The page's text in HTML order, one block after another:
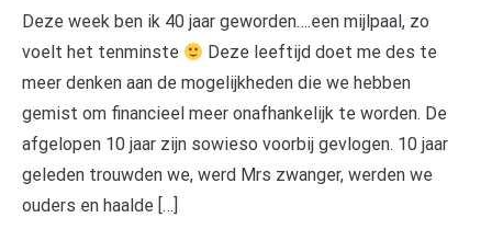
Deze week ben ik 40 jaar geworden….een mijlpaal, zo
voelt het tenminste
Deze leeftijd doet me des te
meer denken aan de mogelijkheden die we hebben
gemist om financieel meer onafhankelijk te worden. De
afgelopen 10 jaar zijn sowieso voorbij gevlogen. 10 jaar
geleden trouwden we, werd Mrs zwanger, werden we
ouders en haalde […]